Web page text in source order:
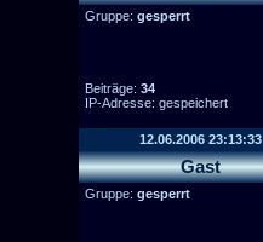
Gruppe: gesperrt
Beiträge: 34
IP-Adresse: gespeichert
12.06.2006 23:13:33
Gast
Gruppe: gesperrt